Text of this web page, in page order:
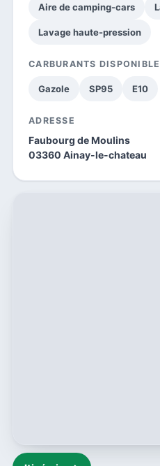
Aire de camping-cars
Lavage haute-pression
CARBURANTS
Gazole SP95 E10
ADRESSE
Faubourg de Moulins
03360 Ainay-le-chateau